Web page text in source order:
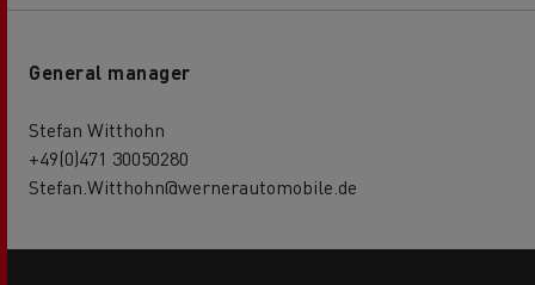
General manager
Stefan Witthohn
+49(0)471 30050280
Stefan.Witthohn@wernerautomobile.de